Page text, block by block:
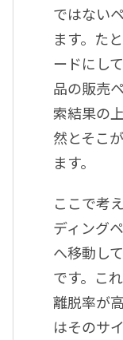
ではない
ます。た
ードにし
品の販売
索結果の
然とそこ
ます。
ここで考
ディング
へ移動し
です。こ
離脱率が
はそのサ